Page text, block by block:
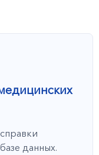
данных.